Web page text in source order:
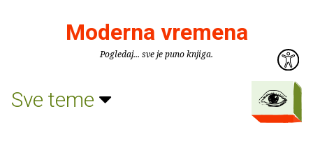
Moderna vremena
Pogledaj... sve je puno knjiga.
Sve teme